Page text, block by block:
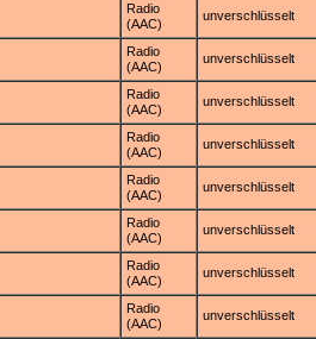
Radio
(AAC)
unverschlüsselt
Radio
(AAC)
unverschlüsselt
Radio
(AAC)
unverschlüsselt
Radio
(AAC)
unverschlüsselt
Radio
(AAC)
unverschlüsselt
Radio
(AAC)
unverschlüsselt
Radio
(AAC)
unverschlüsselt
Radio
(AAC)
unverschlüsselt